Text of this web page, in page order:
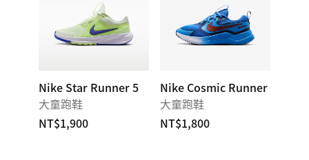
Nike Star Runner 5
大童跑鞋
NT$1,900
Nike Cosmic Runner
大童跑鞋
NT$1,800